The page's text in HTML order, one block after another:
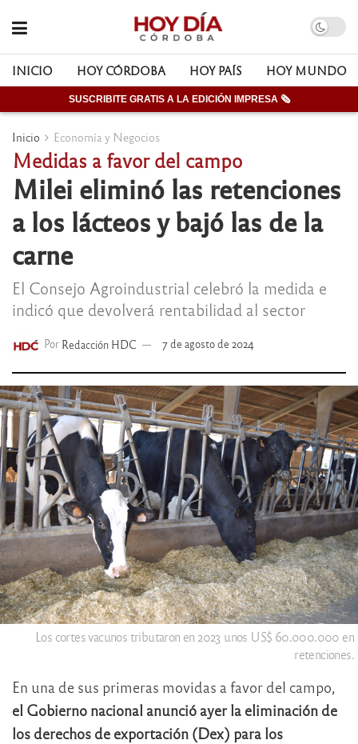
INICIO HOY CÓRDOBA HOY PAÍS HOY MUNDO
SUSCRIBITE GRATIS A LA EDICIÓN IMPRESA 🗞
Inicio Economía y Negocios
Medidas a favor del campo
Milei eliminó las retenciones
a los lácteos y bajó las de la
carne
El Consejo Agroindustrial celebró la medida e
indicó que devolverá rentabilidad al sector
Por Redacción HDC 7 de agosto de 2024
Los cortes vacunos tributaron en 2023 unos US$ 60.000.000 en
retenciones.
En una de sus primeras movidas a favor del campo,
el Gobierno nacional anunció ayer la eliminación de
los derechos de exportación (Dex) para los